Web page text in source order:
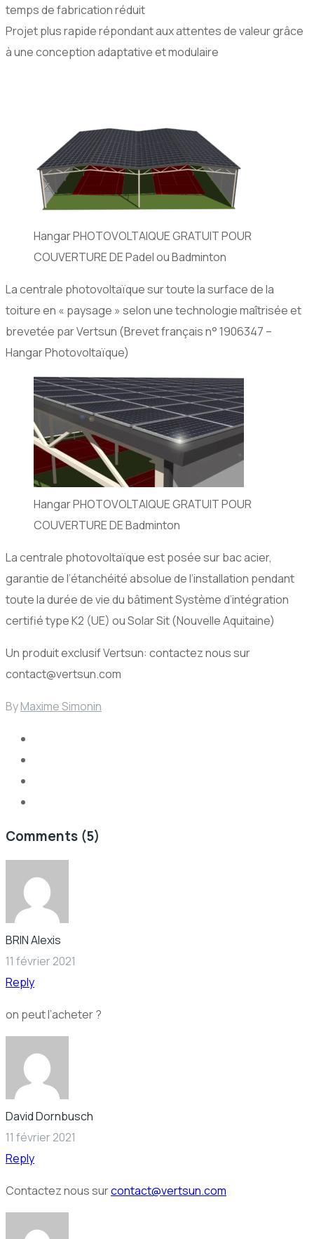
temps de fabrication réduit
Projet plus rapide répondant aux attentes de valeur grâce
à une conception adaptative et modulaire
Hangar PHOTOVOLTAIQUE GRATUIT POUR
COUVERTURE DE Padel ou Badminton
La centrale photovoltaïque sur toute la surface de la
toiture en « paysage » selon une technologie maîtrisée et
brevetée par Vertsun (Brevet français n° 1906347 –
Hangar Photovoltaïque)
Hangar PHOTOVOLTAIQUE GRATUIT POUR
COUVERTURE DE Badminton
La centrale photovoltaïque est posée sur bac acier,
garantie de l’étanchéité absolue de l’installation pendant
toute la durée de vie du bâtiment Système d’intégration
certifié type K2 (UE) ou Solar Sit (Nouvelle Aquitaine)
Un produit exclusif Vertsun: contactez nous sur
contact@vertsun.com
ByMaxime Simonin
Comments (5)
BRIN Alexis
11 février 2021
Reply
on peut l’acheter ?
David Dornbusch
11 février 2021
Reply
Contactez nous surcontact@vertsun.com